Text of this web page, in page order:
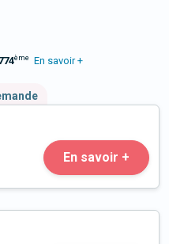
ème En savoir +
En savoir +